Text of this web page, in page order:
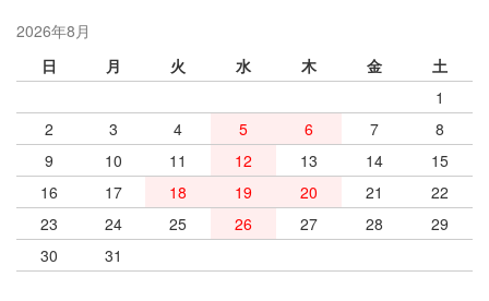
2026年8月
日
月 火 水 木 金
土
1
2
3 4 5 6 7
8
9
10 11 12 13 14
15
16
17 18 19 20 21
22
23
24 25 26 27 28
29
30
31